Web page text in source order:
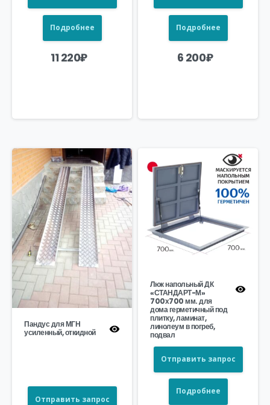
Подробнее
11 220₽
Подробнее
6 200₽
Пандус для МГН
усиленный, откидной
Отправить запрос
Люк напольный ДК
«СТАНДАРТ-М»
700х700 мм. для
дома герметичный под
плитку, ламинат,
линолеум в погреб,
подвал
Отправить запрос
Подробнее